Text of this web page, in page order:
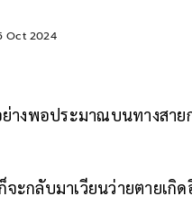
Oct 2024
งพอประมาณบนทางสาย
จะกลับมาเวียนว่ายตายเ